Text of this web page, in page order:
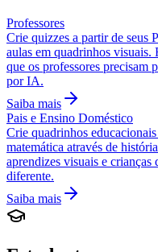
Professores
Crie quizzes a partir de seus
aulas em quadrinhos
que os professores precisam
por IA.
Saiba mais
Pais e Ensino Doméstico
Crie quadrinhos
matemática através de
aprendizes visuais e crianças
diferente.
Saiba mais